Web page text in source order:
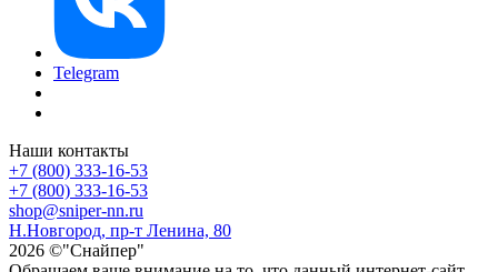
Telegram
Наши контакты
+7 (800) 333-16-53
+7 (800) 333-16-53
shop@sniper-nn.ru
Н.Новгород, пр-т Ленина, 80
2026 ©"Снайпер"